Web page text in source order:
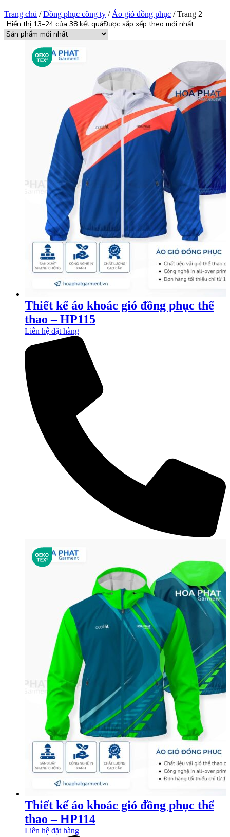
Trang chủ /Đồng phục công ty / Áo gió đồng phục / Trang 2
Hiển thị 13–24 của 38 kết quảĐược sắp xếp theo mới nhất
Thiết kế áo khoác gió đồng phục thể
thao – HP115
Liên hệ đặt hàng
Thiết kế áo khoác gió đồng phục thể
thao – HP114
Liên hệ đặt hàng